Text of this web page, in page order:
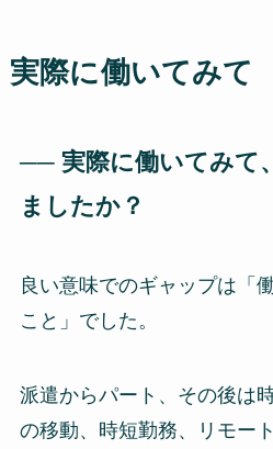
実際に働いてみて
── 実際に働いてみて
ましたか？
良い意味でのギャップは「
こと」でした。
派遣からパート、その後は
の移動、時短勤務、リモー